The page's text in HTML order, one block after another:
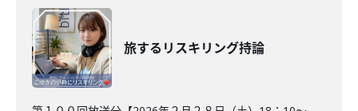
旅するリスキリング持論